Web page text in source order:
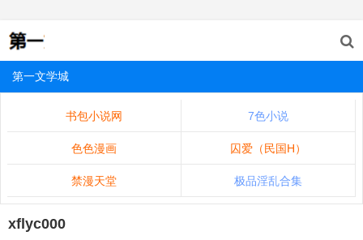
第一文学城
书包小说网 7色小说
色色漫画 囚爱（民国H）
禁漫天堂 极品淫乱合集
xflyc000